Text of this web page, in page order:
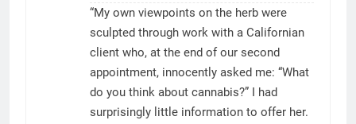
“My own viewpoints on the herb were
sculpted through work with a Californian
client who, at the end of our second
appointment, innocently asked me: “What
do you think about cannabis?” I had
surprisingly little information to offer her.